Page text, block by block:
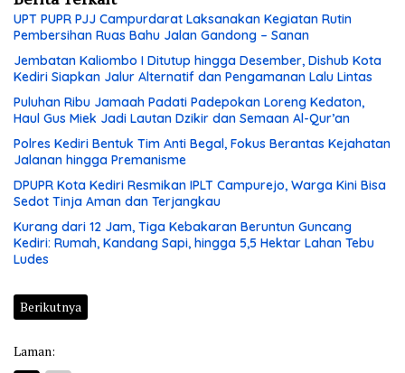
UPT PUPR PJJ Campurdarat Laksanakan Kegiatan Rutin
Pembersihan Ruas Bahu Jalan Gandong – Sanan
Jembatan Kaliombo I Ditutup hingga Desember, Dishub Kota
Kediri Siapkan Jalur Alternatif dan Pengamanan Lalu Lintas
Puluhan Ribu Jamaah Padati Padepokan Loreng Kedaton,
Haul Gus Miek Jadi Lautan Dzikir dan Semaan Al-Qur’an
Polres Kediri Bentuk Tim Anti Begal, Fokus Berantas Kejahatan
Jalanan hingga Premanisme
DPUPR Kota Kediri Resmikan IPLT Campurejo, Warga Kini Bisa
Sedot Tinja Aman dan Terjangkau
Kurang dari 12 Jam, Tiga Kebakaran Beruntun Guncang
Kediri: Rumah, Kandang Sapi, hingga 5,5 Hektar Lahan Tebu
Ludes
Berikutnya
Laman: